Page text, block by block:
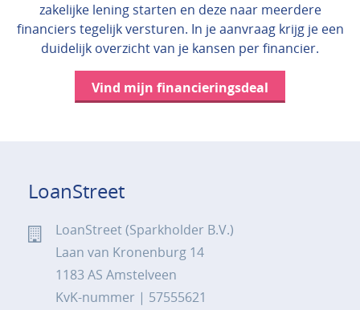
zakelijke lening starten en deze naar meerdere
financiers tegelijk versturen. In je aanvraag krijg je een
duidelijk overzicht van je kansen per financier.
Vind mijn financieringsdeal
LoanStreet
LoanStreet (Sparkholder B.V.)
Laan van Kronenburg 14
1183 AS Amstelveen
KvK-nummer | 57555621